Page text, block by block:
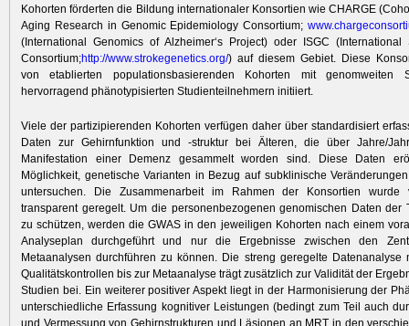
Kohorten förderten die Bildung internationaler Konsortien wie CHARGE
Aging Research in Genomic Epidemiology Consortium;www.charge
(International Genomics of Alzheimer‘s Project) oder ISGC (International
Consortium;http://www.strokegenetics.org/) auf diesem Gebiet. Diese
von etablierten populationsbasierenden Kohorten mit genomweiten
hervorragend phänotypisierten Studienteilnehmern initiiert.
Viele der partizipierenden Kohorten ver­fügen daher über standardisiert
Daten zur Gehirnfunktion und -struktur bei Älteren, die über Jahre/
Manifestation einer Demenz gesammelt worden sind. Diese Daten
Möglichkeit, genetische Varianten in Bezug auf subklinische
untersuchen. Die Zusammenarbeit im Rahmen der Konsortien
transparent geregelt. Um die personenbezogenen genomischen Daten der
zu schützen, werden die GWAS in den jeweiligen Kohorten nach einem
Analyseplan durchgeführt und nur die Ergebnisse zwischen den
Metaanalysen durchführen zu können. Die streng geregelte Datenanalyse
Qualitätskontrollen bis zur Metaanalyse trägt zusätzlich zur Validität der
Studien bei. Ein weiterer positiver Aspekt liegt in der Harmonisierung der
unterschiedliche Erfassung kognitiver Leistungen (bedingt zum Teil auch
und Vermessung von Gehirnstrukturen und Läsionen an MRT in den